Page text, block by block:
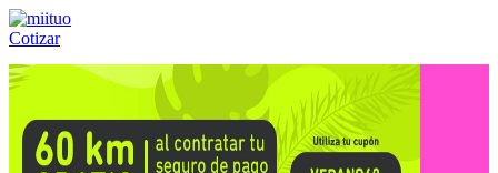
Cotizar
Llámanos al:(55) 84-21-05-00 ó